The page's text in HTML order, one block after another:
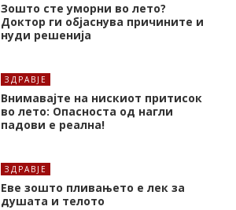
Зошто сте уморни во лето?
Доктор ги објаснува причините и
нуди решенија
ЗДРАВЈЕ
Внимавајте на нискиот притисок
во лето: Опасноста од нагли
падови е реална!
ЗДРАВЈЕ
Еве зошто пливањето е лек за
душата и телото